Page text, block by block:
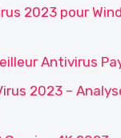
2023 pour
Antivirus
2023 –